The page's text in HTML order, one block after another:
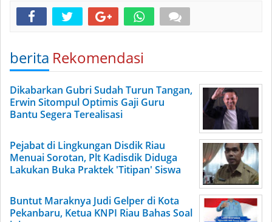
berita Rekomendasi
Dikabarkan Gubri Sudah Turun Tangan,
Erwin Sitompul Optimis Gaji Guru
Bantu Segera Terealisasi
Pejabat di Lingkungan Disdik Riau
Menuai Sorotan, Plt Kadisdik Diduga
Lakukan Buka Praktek 'Titipan' Siswa
Buntut Maraknya Judi Gelper di Kota
Pekanbaru, Ketua KNPI Riau Bahas Soal